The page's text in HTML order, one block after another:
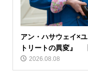
アン・ハサウェイ×
トリートの異変』
2026.08.08